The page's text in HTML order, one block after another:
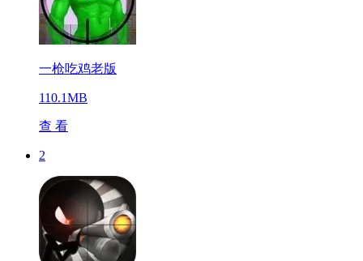
一枪吃鸡老版
110.1MB
查 看
2